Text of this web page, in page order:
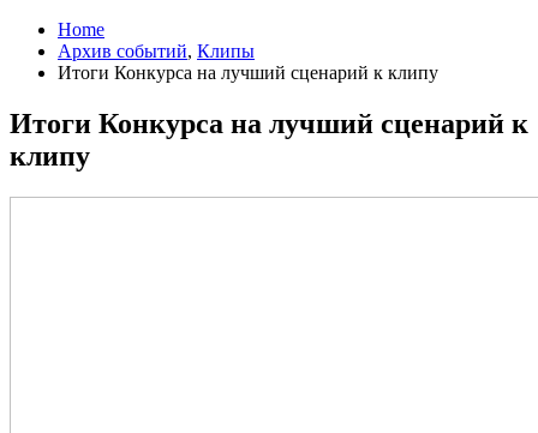
Home
Архив событий, Клипы
Итоги Конкурса на лучший сценарий к клипу
Итоги Конкурса на лучший сценарий к
клипу